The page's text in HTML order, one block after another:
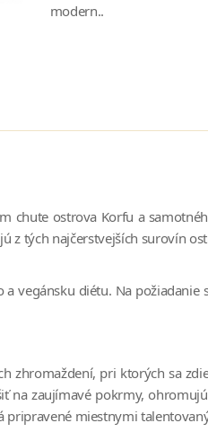
modern..
ostrova Korfu a
tých najčerstvejších surovín
vegánsku diétu. Na
zhromaždení, pri ktorých sa
zaujímavé pokrmy,
pripravené miestnymi